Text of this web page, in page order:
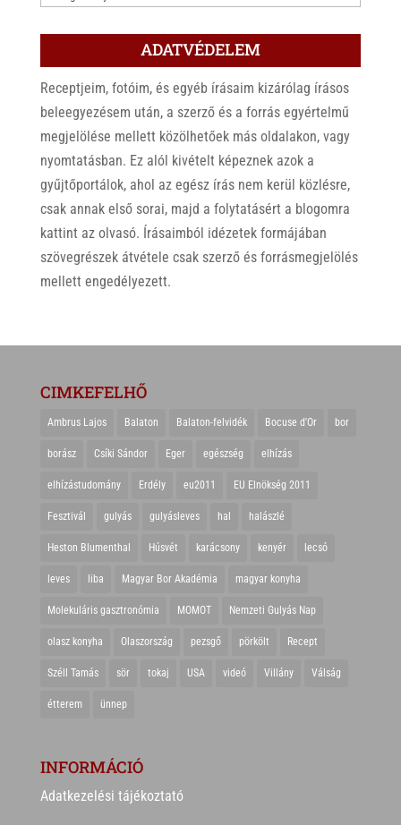
ADATVÉDELEM
Receptjeim, fotóim, és egyéb írásaim kizárólag írásos
beleegyezésem után, a szerző és a forrás egyértelmű
megjelölése mellett közölhetőek más oldalakon, vagy
nyomtatásban. Ez alól kivételt képeznek azok a
gyűjtőportálok, ahol az egész írás nem kerül közlésre,
csak annak első sorai, majd a folytatásért a blogomra
kattint az olvasó. Írásaimból idézetek formájában
szövegrészek átvétele csak szerző és forrásmegjelölés
mellett engedélyezett.
CIMKEFELHŐ
Ambrus Lajos Balaton Balaton-felvidék Bocuse d'Or bor
borász Csíki Sándor Eger egészség elhízás
elhízástudomány Erdély eu2011 EU Elnökség 2011
Fesztivál gulyás gulyásleves hal halászlé
Heston Blumenthal Húsvét karácsony kenyér lecsó
leves liba Magyar Bor Akadémia magyar konyha
Molekuláris gasztronómia MOMOT Nemzeti Gulyás Nap
olasz konyha Olaszország pezsgő pörkölt Recept
Széll Tamás sör tokaj USA videó Villány Válság
étterem ünnep
INFORMÁCIÓ
Adatkezelési tájékoztató